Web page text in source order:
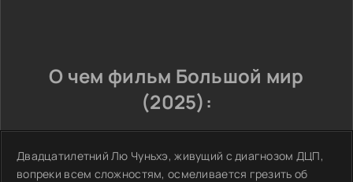
О чем фильм Большой мир
(2025):
Двадцатилетний Лю Чуньхэ, живущий с диагнозом ДЦП,
вопреки всем сложностям, осмеливается грезить об